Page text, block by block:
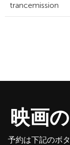
trancemission
映画
予約は下記のボ